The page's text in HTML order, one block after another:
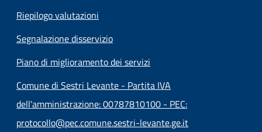
Riepilogo valutazioni
Segnalazione disservizio
Piano di miglioramento dei servizi
Comune di Sestri Levante - Partita IVA
dell'amministrazione: 00787810100 - PEC:
protocollo@pec.comune.sestri-levante.ge.it